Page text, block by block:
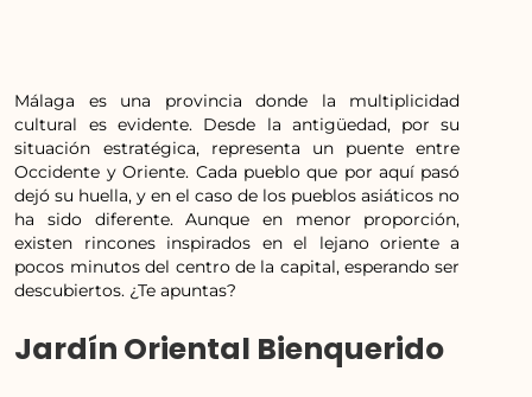
Málaga es una provincia donde la multiplicidad
cultural es evidente. Desde la antigüedad, por su
situación estratégica, representa un puente entre
Occidente y Oriente. Cada pueblo que por aquí pasó
dejó su huella, y en el caso de los pueblos asiáticos no
ha sido diferente. Aunque en menor proporción,
existen rincones inspirados en el lejano oriente a
pocos minutos del centro de la capital, esperando ser
descubiertos. ¿Te apuntas?
Jardín Oriental Bienquerido